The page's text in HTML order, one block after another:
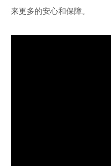
来更多的安心和保障。